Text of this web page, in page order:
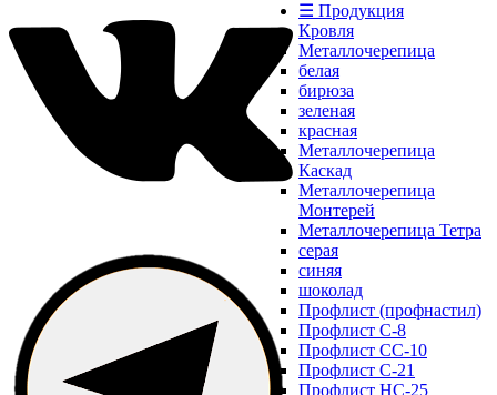
☰ Продукция
Кровля
Металлочерепица
белая
бирюза
зеленая
красная
Металлочерепица
Каскад
Металлочерепица
Монтерей
Металлочерепица Тетра
серая
синяя
шоколад
Профлист (профнастил)
Профлист С-8
Профлист СС-10
Профлист C-21
Профлист НС-25